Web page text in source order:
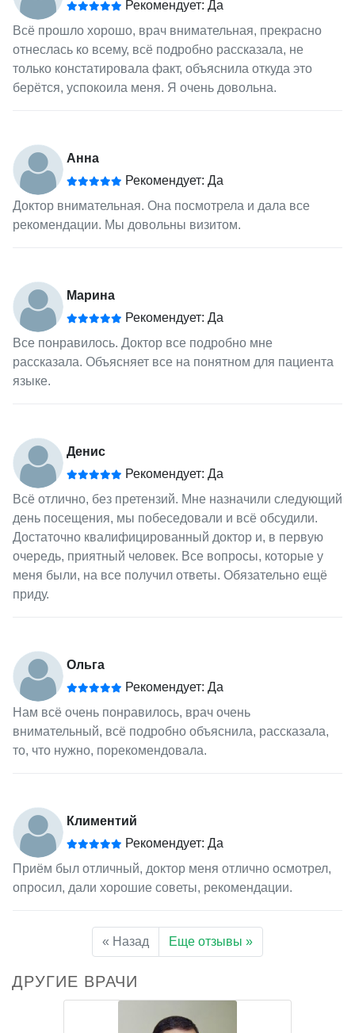
Рекомендует: Да
Всё прошло хорошо, врач внимательная, прекрасно
отнеслась ко всему, всё подробно рассказала, не
только констатировала факт, объяснила откуда это
берётся, успокоила меня. Я очень довольна.
Анна
Рекомендует: Да
Доктор внимательная. Она посмотрела и дала все
рекомендации. Мы довольны визитом.
Марина
Рекомендует: Да
Все понравилось. Доктор все подробно мне
рассказала. Объясняет все на понятном для пациента
языке.
Денис
Рекомендует: Да
Всё отлично, без претензий. Мне назначили следующий
день посещения, мы побеседовали и всё обсудили.
Достаточно квалифицированный доктор и, в первую
очередь, приятный человек. Все вопросы, которые у
меня были, на все получил ответы. Обязательно ещё
приду.
Ольга
Рекомендует: Да
Нам всё очень понравилось, врач очень
внимательный, всё подробно объяснила, рассказала,
то, что нужно, порекомендовала.
Климентий
Рекомендует: Да
Приём был отличный, доктор меня отлично осмотрел,
опросил, дали хорошие советы, рекомендации.
« Назад Еще отзывы »
ДРУГИЕ ВРАЧИ